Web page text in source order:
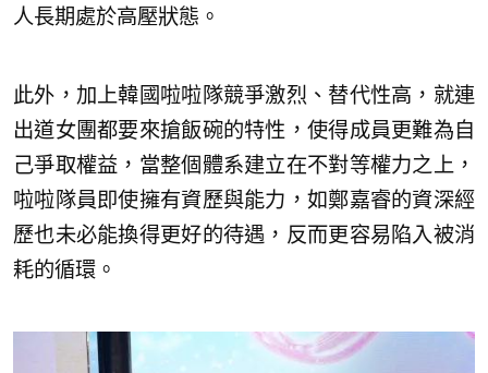
人長期處於高壓狀態。
此外，加上韓國啦啦隊競爭激烈、替代性高，就連
出道女團都要來搶飯碗的特性，使得成員更難為自
己爭取權益，當整個體系建立在不對等權力之上，
啦啦隊員即使擁有資歷與能力，如鄭嘉睿的資深經
歷也未必能換得更好的待遇，反而更容易陷入被消
耗的循環。